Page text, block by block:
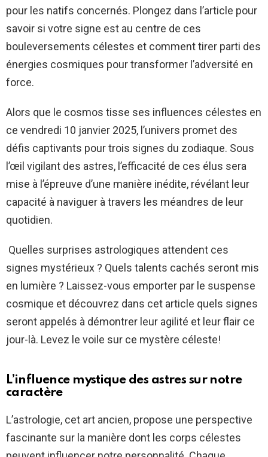
pour les natifs concernés. Plongez dans l’article pour
savoir si votre signe est au centre de ces
bouleversements célestes et comment tirer parti des
énergies cosmiques pour transformer l’adversité en
force.
Alors que le cosmos tisse ses influences célestes en
ce vendredi 10 janvier 2025, l’univers promet des
défis captivants pour trois signes du zodiaque. Sous
l’œil vigilant des astres, l’efficacité de ces élus sera
mise à l’épreuve d’une manière inédite, révélant leur
capacité à naviguer à travers les méandres de leur
quotidien.
Quelles surprises astrologiques attendent ces
signes mystérieux ? Quels talents cachés seront mis
en lumière ? Laissez-vous emporter par le suspense
cosmique et découvrez dans cet article quels signes
seront appelés à démontrer leur agilité et leur flair ce
jour-là. Levez le voile sur ce mystère céleste!
L’influence mystique des astres sur notre
caractère
L’astrologie, cet art ancien, propose une perspective
fascinante sur la manière dont les corps célestes